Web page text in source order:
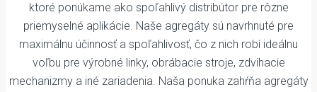
ktoré ponúkame ako spoľahlivý distribútor pre rôzne
priemyselné aplikácie. Naše agregáty sú navrhnuté pre
maximálnu účinnosť a spoľahlivosť, čo z nich robí ideálnu
voľbu pre výrobné linky, obrábacie stroje, zdvíhacie
mechanizmy a iné zariadenia. Naša ponuka zahŕňa agregáty